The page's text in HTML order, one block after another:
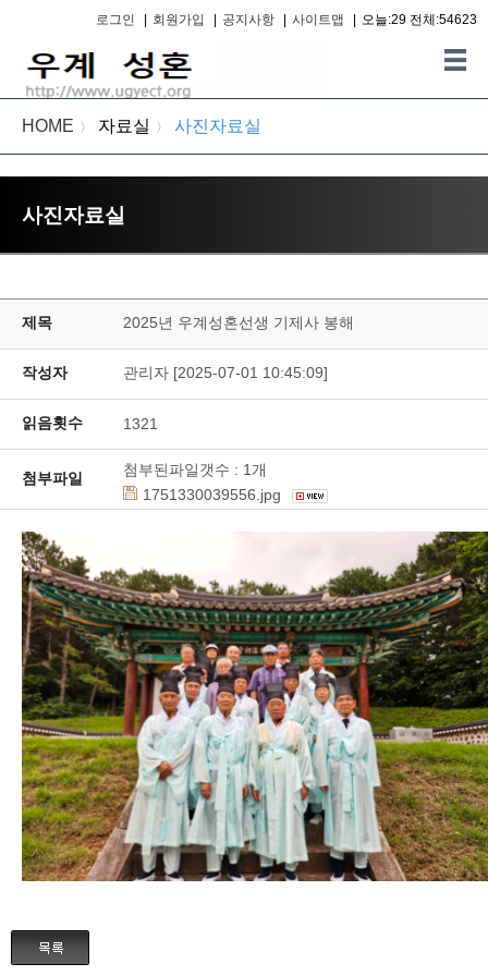
로그인 회원가입 공지사항 사이트맵 오늘:29 전체:54623
HOME 〉 자료실 〉 사진자료실
사진자료실
제목 2025년 우계성혼선생 기제사 봉해
작성자 관리자 [2025-07-01 10:45:09]
읽음횟수 1321
첨부파일 첨부된파일갯수 : 1 개
1751330039556.jpg